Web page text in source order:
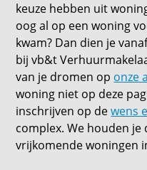
keuze hebben uit
oog al op een woning
kwam? Dan dien je
bij vb&t
van je dromen op onze
woning niet op deze
inschrijven op dewens
complex. We houden
vrijkomende woningen